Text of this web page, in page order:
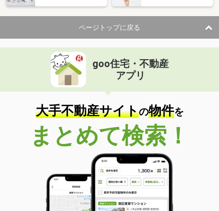
ページトップに戻る
goo住宅・不動産
アプリ
大手不動産サイトの物件を
まとめて検索！